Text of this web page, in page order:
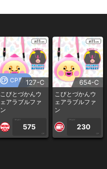
CP専用127-C
こびとづかんウ
ェアラブルファ
ン
1PLAY
575
CP
654-C
こびとづかんウ
ェアラブルファ
ン
1PLAY
230
CP